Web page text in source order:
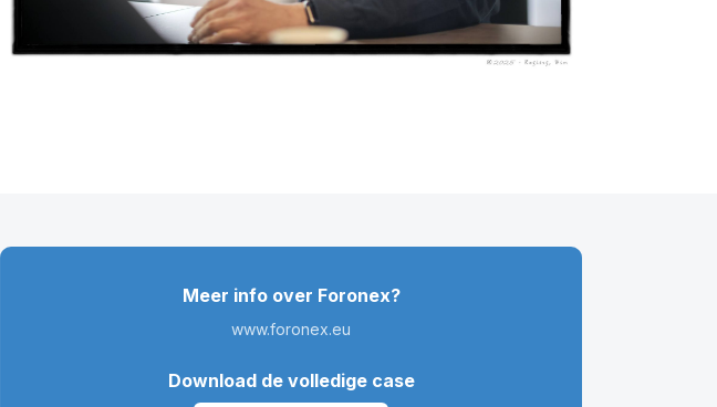
Meer info over Foronex?
www.foronex.eu
Download de volledige case